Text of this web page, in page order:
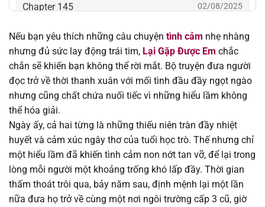
Chapter 145 02/08/2025
Chapter 144 02/08/2025
Chapter 143 02/08/2025
Chapter 142 02/08/2025
Chapter 141 02/08/2025
Chapter 140 02/08/2025
Chapter 139 02/08/2025
Nếu bạn yêu thích những câu chuyện tình cảm nhẹ nhàng
nhưng đủ sức lay động trái tim, Lại Gặp Được Em chắc
chắn sẽ khiến bạn không thể rời mắt. Bộ truyện đưa người
đọc trở về thời thanh xuân với mối tình đầu đầy ngọt ngào
nhưng cũng chất chứa nuối tiếc vì những hiểu lầm không
thể hóa giải.
Ngày ấy, cả hai từng là những thiếu niên tràn đầy nhiệt
huyết và cảm xúc ngây thơ của tuổi học trò. Thế nhưng chỉ
một hiểu lầm đã khiến tình cảm non nớt tan vỡ, để lại trong
lòng mỗi người một khoảng trống khó lấp đầy. Thời gian
thấm thoát trôi qua, bảy năm sau, định mệnh lại một lần
nữa đưa họ trở về cùng một nơi ngôi trường cấp 3 cũ, giờ